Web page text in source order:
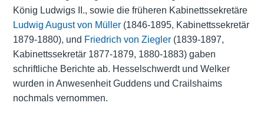
König Ludwigs II., sowie die früheren Kabinettssekretäre
Ludwig August von Müller(1846-1895, Kabinettssekretär
1879-1880), und Friedrich von Ziegler(1839-1897,
Kabinettssekretär 1877-1879, 1880-1883) gaben
schriftliche Berichte ab. Hesselschwerdt und Welker
wurden in Anwesenheit Guddens und Crailshaims
nochmals vernommen.